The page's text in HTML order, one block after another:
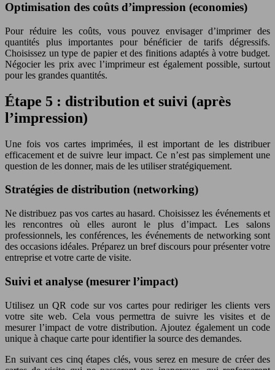
Optimisation des coûts d’impression (economies)
Pour réduire les coûts, vous pouvez envisager d’imprimer des
quantités plus importantes pour bénéficier de tarifs dégressifs.
Choisissez un type de papier et des finitions adaptés à votre budget.
Négocier les prix avec l’imprimeur est également possible, surtout
pour les grandes quantités.
Étape 5 : distribution et suivi (après
l’impression)
Une fois vos cartes imprimées, il est important de les distribuer
efficacement et de suivre leur impact. Ce n’est pas simplement une
question de les donner, mais de les utiliser stratégiquement.
Stratégies de distribution (networking)
Ne distribuez pas vos cartes au hasard. Choisissez les événements et
les rencontres où elles auront le plus d’impact. Les salons
professionnels, les conférences, les événements de networking sont
des occasions idéales. Préparez un bref discours pour présenter votre
entreprise et votre carte de visite.
Suivi et analyse (mesurer l’impact)
Utilisez un QR code sur vos cartes pour rediriger les clients vers
votre site web. Cela vous permettra de suivre les visites et de
mesurer l’impact de votre distribution. Ajoutez également un code
unique à chaque carte pour identifier la source des demandes.
En suivant ces cinq étapes clés, vous serez en mesure de créer des